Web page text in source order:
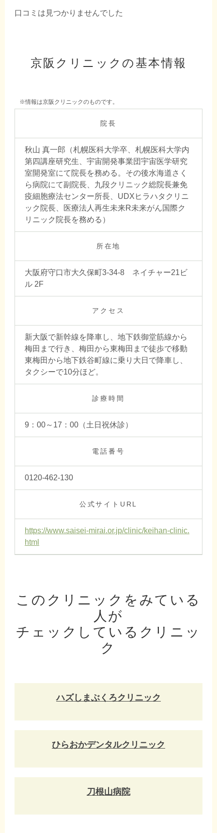
口コミは見つかりませんでした
京阪クリニックの基本情報
※情報は京阪クリニックのものです。
院長
秋山 真一郎（札幌医科大学卒、札幌医科大学内
第四講座研究生、宇宙開発事業団宇宙医学研究
室開発室にて院長を務める。その後水海道さく
ら病院にて副院長、九段クリニック総院長兼免
疫細胞療法センター所長、UDXヒラハタクリニ
ック院長、医療法人再生未来R未来がん国際ク
リニック院長を務める）
所在地
大阪府守口市大久保町3-34-8 ネイチャー21ビ
ル 2F
アクセス
新大阪で新幹線を降車し、地下鉄御堂筋線から
梅田まで行き、梅田から東梅田まで徒歩で移動
東梅田から地下鉄谷町線に乗り大日で降車し、
タクシーで10分ほど。
診療時間
9：00～17：00（土日祝休診）
電話番号
0120-462-130
公式サイトURL
https://www.saisei-mirai.or.jp/clinic/keihan-clinic.
html
このクリニックをみている
人が
チェックしているクリニッ
ク
ハズしまぶくろクリニック
ひらおかデンタルクリニック
刀根山病院